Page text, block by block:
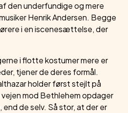
den underfundige og mere
Henrik Andersen. Begge
i en iscenesættelse, der
i flotte kostumer mere er
tjener de deres formål.
holder først stejlt på
mod Bethlehem opdager
de selv. Så stor, at der er